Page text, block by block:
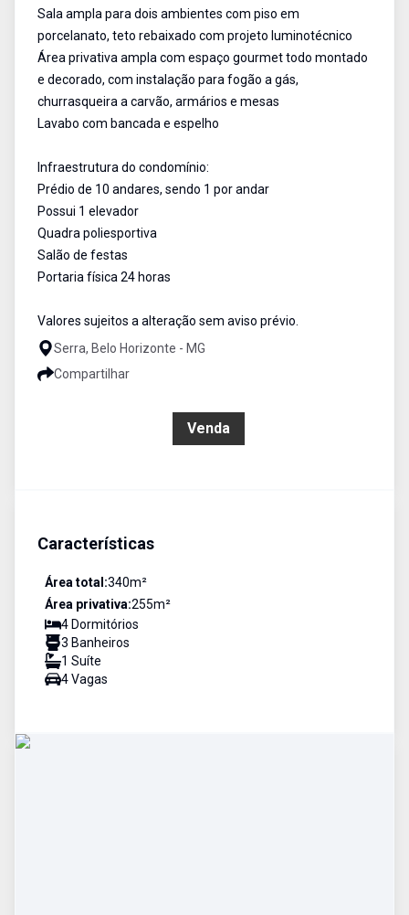
Sala ampla para dois ambientes com piso em
porcelanato, teto rebaixado com projeto luminotécnico
Área privativa ampla com espaço gourmet todo montado
e decorado, com instalação para fogão a gás,
churrasqueira a carvão, armários e mesas
Lavabo com bancada e espelho
Infraestrutura do condomínio:
Prédio de 10 andares, sendo 1 por andar
Possui 1 elevador
Quadra poliesportiva
Salão de festas
Portaria física 24 horas
Valores sujeitos a alteração sem aviso prévio.
Serra, Belo Horizonte - MG
Compartilhar
Venda
Características
Área total:340m²
Área privativa:255m²
4 Dormitórios
3 Banheiros
1 Suíte
4Vagas